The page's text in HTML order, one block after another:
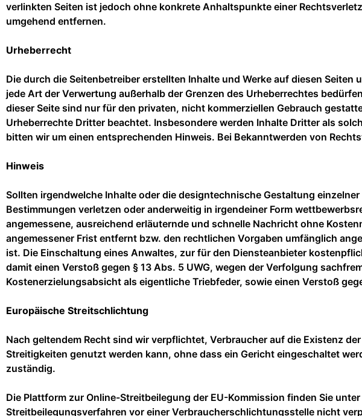
verlinkten Seiten ist jedoch ohne konkrete Anhaltspunkte einer
umgehend entfernen.
Urheberrecht
Die durch die Seitenbetreiber erstellten Inhalte und Werke auf diesen
jede Art der Verwertung außerhalb der Grenzen des Urheberrechtes
dieser Seite sind nur für den privaten, nicht kommerziellen Gebrauch
Urheberrechte Dritter beachtet. Insbesondere werden Inhalte Dritter als
bitten wir um einen entsprechenden Hinweis. Bei Bekanntwerden von
Hinweis
Sollten irgendwelche Inhalte oder die designtechnische Gestaltung
Bestimmungen verletzen oder anderweitig in irgendeiner Form
angemessene, ausreichend erläuternde und schnelle Nachricht ohne
angemessener Frist entfernt bzw. den rechtlichen Vorgaben umfänglich
ist. Die Einschaltung eines Anwaltes, zur für den Diensteanbieter
damit einen Verstoß gegen § 13 Abs. 5 UWG, wegen der Verfolgung
Kostenerzielungsabsicht als eigentliche Triebfeder, sowie einen Verstoß
Europäische Streitschlichtung
Nach geltendem Recht sind wir verpflichtet, Verbraucher auf die Existenz
Streitigkeiten genutzt werden kann, ohne dass ein Gericht eingeschaltet
zuständig.
Die Plattform zur Online-Streitbeilegung der EU-Kommission finden Sie
Streitbeilegungsverfahren vor einer Verbraucherschlichtungsstelle nicht